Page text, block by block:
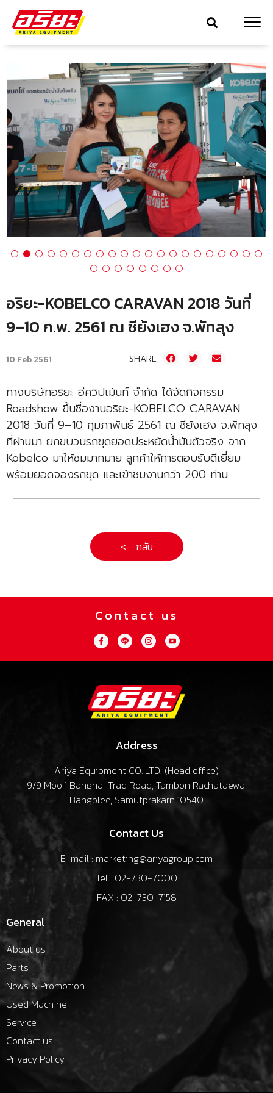
อริยะ-KOBELCO CARAVAN 2018 วันที่
9–10 ก.พ. 2561 ณ ชีย้งเฮง จ.พัทลุง
10 Feb 2561 SHARE
ทางบริษัทอริยะ อีควิปเม้นท์ จำกัด ได้จัดกิจกรรม
Roadshow ขึ้นชื่องานอริยะ-KOBELCO CARAVAN
2018 วันที่ 9–10 กุมภาพันธ์ 2561 ณ ชีย้งเฮง จ.พัทลุง
ที่ผ่านมา ยกขบวนรถขุดยอดประหยัดน้ำมันตัวจริง จาก
Kobelco มาให้ชมมากมาย ลูกค้าให้การตอบรับดีเยี่ยม
พร้อมยอดจองรถขุด และเข้าชมงานกว่า 200 ท่าน
< กลับ
Contact us
Address
Ariya Equipment CO.,LTD. (Head office)
9/9 Moo 1 Bangna-Trad Road, Tambon Rachataewa,
Bangplee, Samutprakarn 10540
Contact Us
E-mail : marketing@ariyagroup.com
Tel : 02-730-7000
FAX : 02-730-7158
General
About us
Parts
News & Promotion
Used Machine
Service
Contact us
Privacy Policy